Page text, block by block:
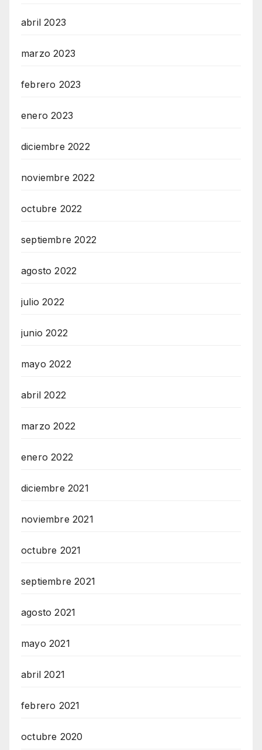
abril 2023
marzo 2023
febrero 2023
enero 2023
diciembre 2022
noviembre 2022
octubre 2022
septiembre 2022
agosto 2022
julio 2022
junio 2022
mayo 2022
abril 2022
marzo 2022
enero 2022
diciembre 2021
noviembre 2021
octubre 2021
septiembre 2021
agosto 2021
mayo 2021
abril 2021
febrero 2021
octubre 2020